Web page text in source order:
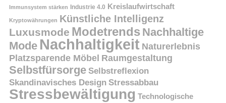
Immunsystem stärken Industrie 4.0 Kreislaufwirtschaft
Kryptowährungen Künstliche Intelligenz
Luxusmode Modetrends Nachhaltige
Mode Nachhaltigkeit Naturerlebnis
Platzsparende Möbel Raumgestaltung
Selbstfürsorge Selbstreflexion
Skandinavisches Design Stressabbau
Stressbewältigung Technologische